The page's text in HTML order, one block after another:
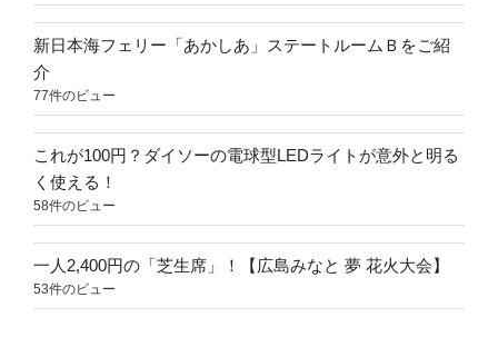
新日本海フェリー「あかしあ」ステートルームＢをご紹
介
77件のビュー
これが100円？ダイソーの電球型LEDライトが意外と明る
く使える！
58件のビュー
一人2,400円の「芝生席」！【広島みなと 夢 花火大会】
53件のビュー